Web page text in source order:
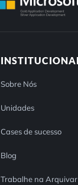
Sobre Nós
Unidades
Cases de sucesso
Blog
Trabalhe na Arquivar